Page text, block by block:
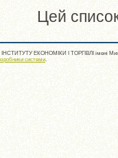
Цей
ІНСТИТУТУ ЕКОНОМІКИ І ТОРГІВЛІ імені
системи